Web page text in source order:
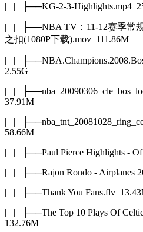
| | ├──KG-2-3-Highlights.mp4
| | ├──NBA TV：11-12赛季常
之扣(1080P下载).mov 111.86M
| |
2.55G
| |
37.91M
| |
58.66M
| | ├──Paul Pierce Highlights -
| | ├──Rajon Rondo - Airplanes
| | ├──Thank You Fans.flv
| | ├──The Top 10 Plays Of
132.76M